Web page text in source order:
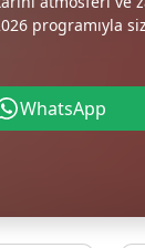
programıyla
WhatsApp